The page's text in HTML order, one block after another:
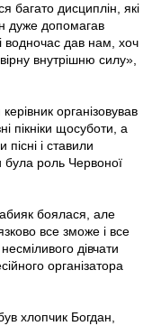
дисциплін, які
дуже допомагав
водночас дав нам, хоч
внутрішню силу»,
організовував
пікніки щосуботи, а
і ставили
була роль Червоної
боялася, але
все зможе і все
дівчати
організатора
хлопчик Богдан,